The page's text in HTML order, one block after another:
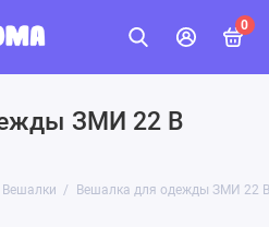
0
ЗМИ 22 В
Вешалки Вешалка для одежды ЗМИ 22